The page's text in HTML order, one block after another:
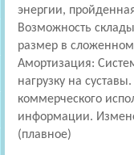
энергии,
Возможность
размер в
Амортизация:
нагрузку на
коммерческого
информации.
(плавное)